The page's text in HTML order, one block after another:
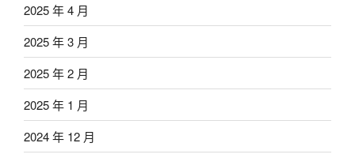
2025 年 4 月
2025 年 3 月
2025 年 2 月
2025 年 1 月
2024 年 12 月